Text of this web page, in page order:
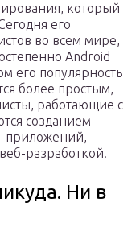
который
его
во всем мире,
Android
его популярность
более простым,
работающие с
созданием
приложений,
разработкой.
Ни в